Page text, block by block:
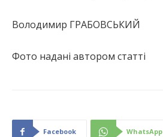
Володимир ГРАБОВСЬКИЙ
Фото надані автором статті
Facebook WhatsApp